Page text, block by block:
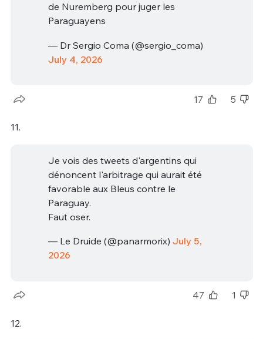
de Nuremberg pour juger les
Paraguayens
— Dr Sergio Coma (@sergio_coma)
July 4, 2026
17 5
11.
Je vois des tweets d'argentins qui
dénoncent l'arbitrage qui aurait été
favorable aux Bleus contre le
Paraguay.
Faut oser.
— Le Druide (@panarmorix) July 5,
2026
47 1
12.